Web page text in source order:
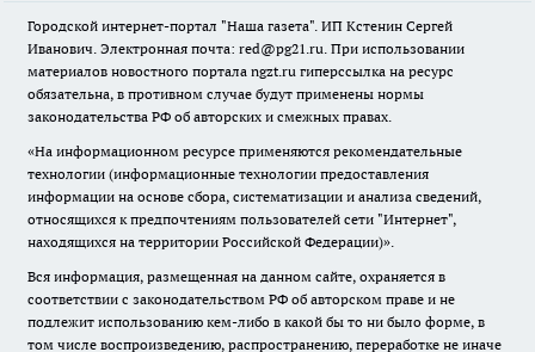
Городской интернет-портал "Наша газета". ИП Кстенин Сергей
Иванович. Электронная почта: red@pg21.ru. При использовании
материалов новостного портала ngzt.ru гиперссылка на ресурс
обязательна, в противном случае будут применены нормы
законодательства РФ об авторских и смежных правах.
«На информационном ресурсе применяются рекомендательные
технологии (информационные технологии предоставления
информации на основе сбора, систематизации и анализа сведений,
относящихся к предпочтениям пользователей сети "Интернет",
находящихся на территории Российской Федерации)».
Вся информация, размещенная на данном сайте, охраняется в
соответствии с законодательством РФ об авторском праве и не
подлежит использованию кем-либо в какой бы то ни было форме, в
том числе воспроизведению, распространению, переработке не иначе